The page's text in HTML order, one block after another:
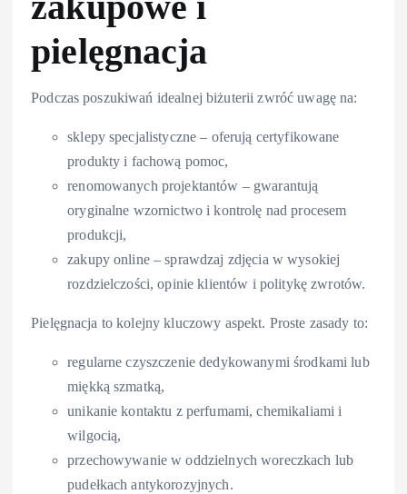
pielęgnacja
Podczas poszukiwań idealnej biżuterii zwróć uwagę na:
sklepy specjalistyczne – oferują certyfikowane
produkty i fachową pomoc,
renomowanych projektantów – gwarantują
oryginalne wzornictwo i kontrolę nad procesem
produkcji,
zakupy online – sprawdzaj zdjęcia w wysokiej
rozdzielczości, opinie klientów i politykę zwrotów.
Pielęgnacja to kolejny kluczowy aspekt. Proste zasady to:
regularne czyszczenie dedykowanymi środkami lub
miękką szmatką,
unikanie kontaktu z perfumami, chemikaliami i
wilgocią,
przechowywanie w oddzielnych woreczkach lub
pudełkach antykorozyjnych.